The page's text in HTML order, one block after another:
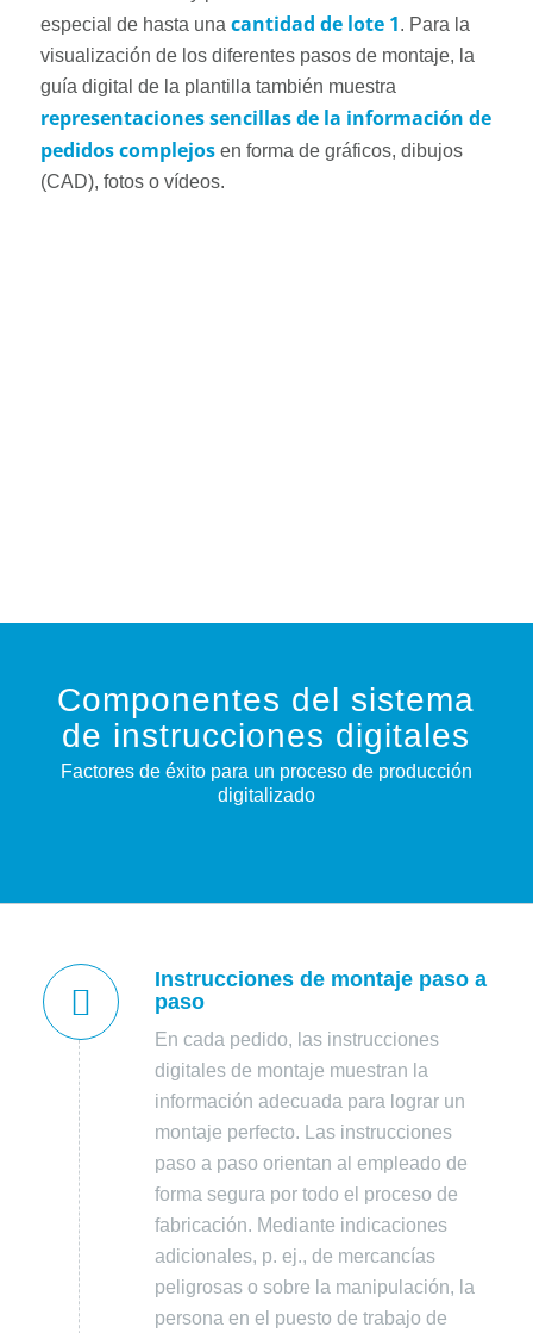
especial de hasta una cantidad de lote 1. Para la
visualización de los diferentes pasos de montaje, la
guía digital de la plantilla también muestra
representaciones sencillas de la información de
pedidos complejosen forma de gráficos, dibujos
(CAD), fotos o vídeos.
Componentes del sistema
de instrucciones digitales
Factores de éxito para un proceso de producción
digitalizado
Instrucciones de montaje paso a
paso
En cada pedido, las instrucciones
digitales de montaje muestran la
información adecuada para lograr un
montaje perfecto. Las instrucciones
paso a paso orientan al empleado de
forma segura por todo el proceso de
fabricación. Mediante indicaciones
adicionales, p. ej., de mercancías
peligrosas o sobre la manipulación, la
persona en el puesto de trabajo de